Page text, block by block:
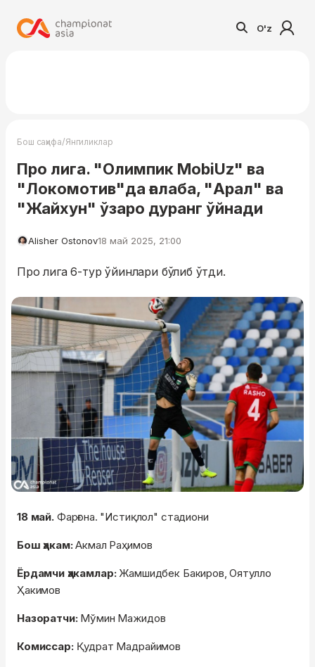
O'z
Бош саҳифа/Янгиликлар
Про лига. "Олимпик MobiUz" ва
"Локомотив"да ғалаба, "Арал" ва
"Жайхун" ўзаро дуранг ўйнади
Alisher Ostonov18 май 2025, 21:00
Про лига 6-тур ўйинлари бўлиб ўтди.
18 май. Фарғона. "Истиқлол" стадиони
Бош ҳакам:Акмал Раҳимов
Ёрдамчи ҳакамлар: Жамшидбек Бакиров, Оятулло
Ҳакимов
Назоратчи: Мўмин Мажидов
Комиссар: Қудрат Мадрайимов